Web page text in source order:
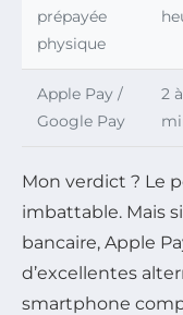
prépayée
physique
Apple Pay /
Google Pay
2
Mon verdict ? Le
imbattable. Mais
bancaire, Apple
d’excellentes
smartphone